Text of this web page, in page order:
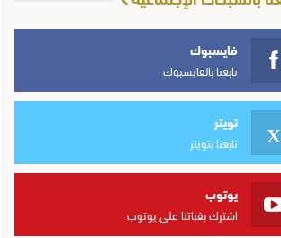
فايسبوك
تابعنا بالفايسبوك
تويتر
تابعنا بتويتر
يوتوب
اشترك بقناتنا على يوتوب